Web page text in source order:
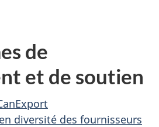
de
et de soutien
diversité des fournisseurs